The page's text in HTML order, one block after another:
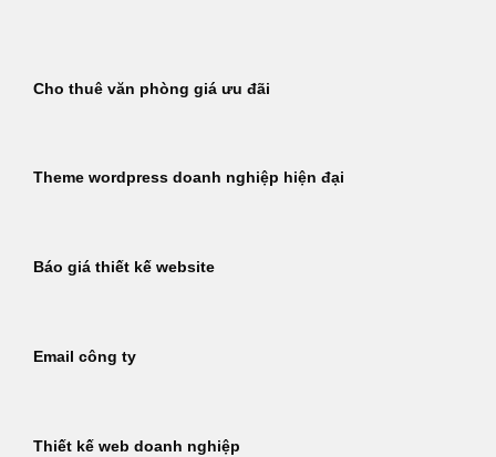
dungCho thuê văn phòng giá ưu đãi
Theme wordpress doanh nghiệp hiện đại
Báo giá thiết kế website
Email công ty
Thiết kế web doanh nghiệp